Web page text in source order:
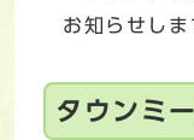
お知らせしま
タウンミ